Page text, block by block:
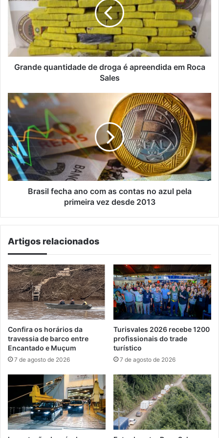
droga
é
apreendida
em
Roca
Sales
Grande quantidade de droga é apreendida em Roca
Sales
Brasil
fecha
ano
com
as
contas
no
azul
pela
primeiraBrasil fecha ano com as contas no azul pela
primeira vez desde 2013
Artigos relacionados
Confira os horários da
travessia de barco entre
Encantado e Muçum
7 de agosto de 2026
Turisvales 2026 recebe 1200
profissionais do trade
turístico
7 de agosto de 2026